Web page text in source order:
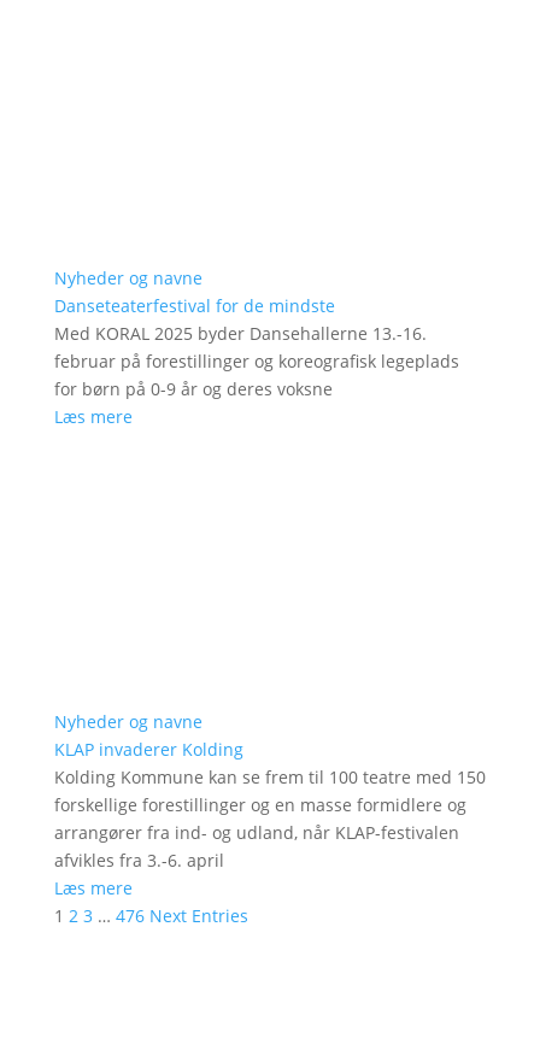
Nyheder og navne
Danseteaterfestival for de mindste
Med KORAL 2025 byder Dansehallerne 13.-16.
februar på forestillinger og koreografisk legeplads
for børn på 0-9 år og deres voksne
Læs mere
Nyheder og navne
KLAP invaderer Kolding
Kolding Kommune kan se frem til 100 teatre med 150
forskellige forestillinger og en masse formidlere og
arrangører fra ind- og udland, når KLAP-festivalen
afvikles fra 3.-6. april
Læs mere
1 2 3 … 476 Next Entries